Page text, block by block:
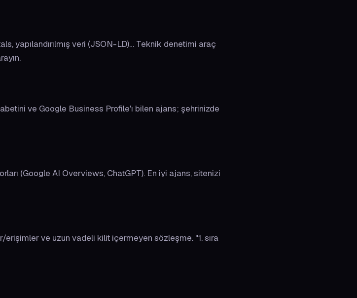
yapılandırılmış veri (JSON-LD)… Teknik denetimi araç
ve Google Business Profile'ı bilen ajans; şehrinizde
(Google AI Overviews, ChatGPT). En iyi ajans, sitenizi
ve uzun vadeli kilit içermeyen sözleşme. "1. sıra